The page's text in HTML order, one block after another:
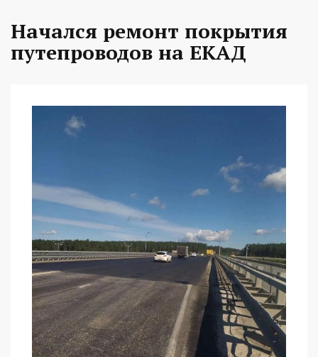
Начался ремонт покрытия
путепроводов на ЕКАД